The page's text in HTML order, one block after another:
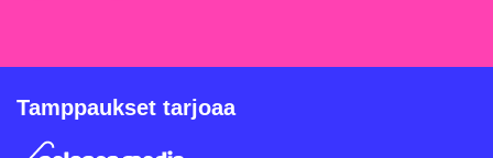
Tamppaukset tarjoaa